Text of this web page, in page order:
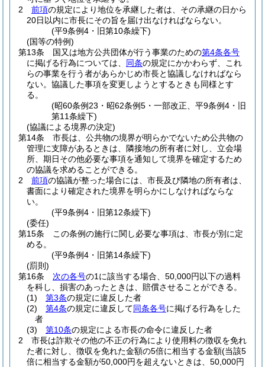
2
前項の規定により地位を承継した者は、その承継の日から
20日以内に市長にその旨を届け出なければならない。
(平9条例4・旧第10条繰下)
(国等の特例)
第13条
国又は地方公共団体が行う事業のための第4条各号
に掲げる行為については、 同条の規定にかかわらず、これ
らの事業を行う者があらかじめ市長と協議しなければなら
ない。 協議した事項を変更しようとするときも同様とす
る。
(昭60条例23・昭62条例5・一部改正、平9条例4・旧
第11条繰下)
(協議による境界の決定)
第14条
市長は、公共物の境界が明らかでないため公共物の
管理に支障があるときは、隣接地の所有者に対し、立会場
所、期日その他必要な事項を通知して境界を確定するため
の協議を求めることができる。
2
前項の協議が整った場合には、市長及び隣地の所有者は、
書面により確定された境界を明らかにしなければならな
い。
(平9条例4・旧第12条繰下)
(委任)
第15条
この条例の施行に関し必要な事項は、市長が別に定
める。
(平9条例4・旧第14条繰下)
(罰則)
第16条
次の各号の1に該当する場合、50,000円以下の過料
を科し、損害のあったときは、賠償させることができる。
(1)
第3条の規定に違反した者
(2)
第4条の規定に違反して同条各号に掲げる行為をした
者
(3)
第10条の規定による市長の命令に違反した者
2
市長は詐欺その他の不正の行為により使用料の徴収を免れ
た者に対し、徴収を免れた金額の5倍に相当する金額(当該5
倍に相当する金額が50,000円を超えないときは、50,000円